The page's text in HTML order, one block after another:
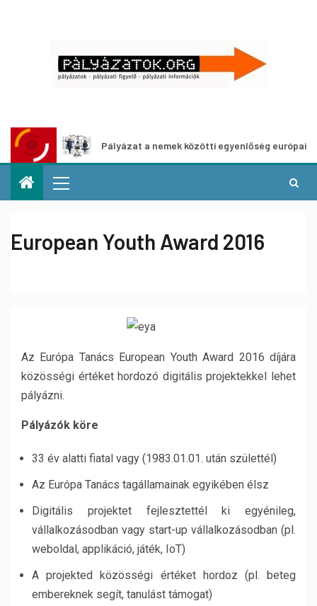
Pályázat a nemek közötti egyenlőség európai
European Youth Award 2016
Az Európa Tanács European Youth Award 2016 díjára
közösségi értéket hordozó digitális projektekkel lehet
pályázni.
Pályázók köre
33 év alatti fiatal vagy (1983.01.01. után születtél)
Az Európa Tanács tagállamainak egyikében élsz
Digitális projektet fejlesztettél ki egyénileg,
vállalkozásodban vagy start-up vállalkozásodban (pl.
weboldal, applikáció, játék, IoT)
A projekted közösségi értéket hordoz (pl. beteg
embereknek segít, tanulást támogat)